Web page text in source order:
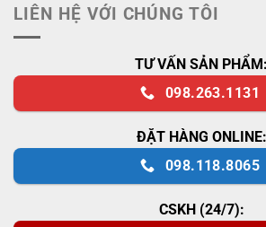
LIÊN HỆ VỚI CHÚNG TÔI
TƯ VẤN SẢN PHẨM:
098.263.1131
ĐẶT HÀNG ONLINE:
098.118.8065
CSKH (24/7):